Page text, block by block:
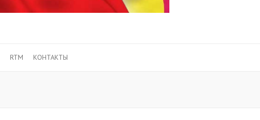
RTM КОНТАКТЫ